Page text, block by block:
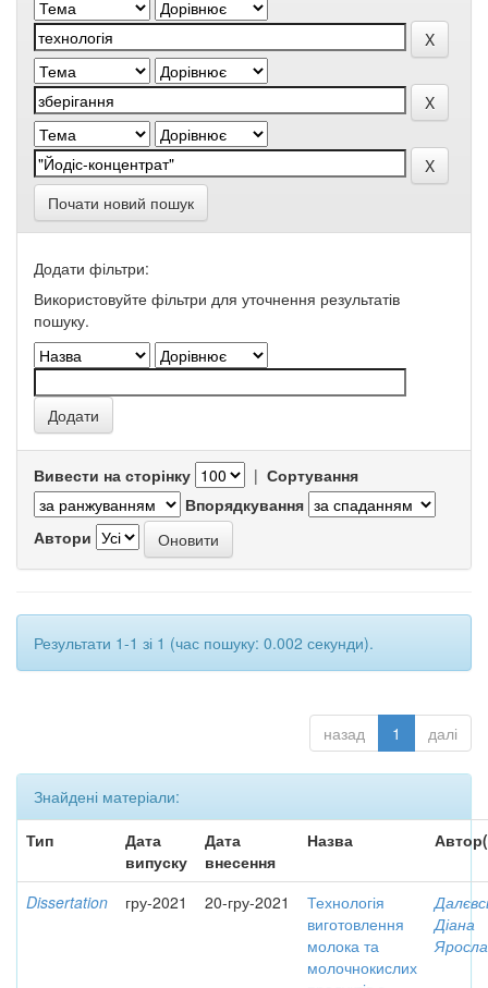
Почати новий пошук
Додати фільтри:
Використовуйте фільтри для уточнення результатів
пошуку.
Вивести на сторінку | Сортування
Впорядкування
Автори
Результати 1-1 зі 1 (час пошуку: 0.002 секунди).
назад 1 далі
Знайдені матеріали:
Тип
Дата
випуску
Дата
внесення
Назва
Dissertation гру-2021 20-гру-2021
Технологія
виготовлення
молока та
молочнокислих
Діана